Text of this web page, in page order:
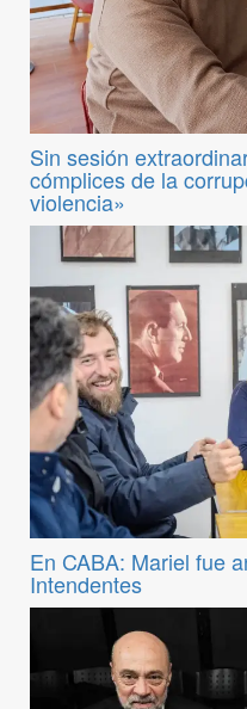
Sin sesión
cómplices de la
violencia»
En CABA: Mariel fue
Intendentes